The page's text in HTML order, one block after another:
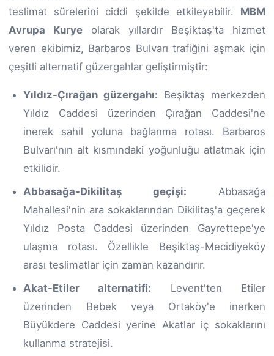
teslimat sürelerini ciddi şekilde etkileyebilir. MBM
Avrupa Kurye olarak yıllardır Beşiktaş'ta hizmet
veren ekibimiz, Barbaros Bulvarı trafiğini aşmak için
çeşitli alternatif güzergahlar geliştirmiştir:
Yıldız-Çırağan güzergahı: Beşiktaş merkezden
Yıldız Caddesi üzerinden Çırağan Caddesi'ne
inerek sahil yoluna bağlanma rotası. Barbaros
Bulvarı'nın alt kısmındaki yoğunluğu atlatmak için
etkilidir.
Abbasağa-Dikilitaş geçişi: Abbasağa
Mahallesi'nin ara sokaklarından Dikilitaş'a geçerek
Yıldız Posta Caddesi üzerinden Gayrettepe'ye
ulaşma rotası. Özellikle Beşiktaş-Mecidiyeköy
arası teslimatlar için zaman kazandırır.
Akat-Etiler alternatifi: Levent'ten Etiler
üzerinden Bebek veya Ortaköy'e inerken
Büyükdere Caddesi yerine Akatlar iç sokaklarını
kullanma stratejisi.